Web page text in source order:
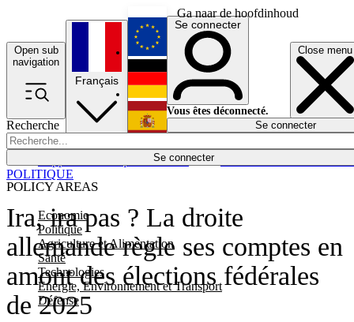
Ga naar de hoofdinhoud
Open sub
navigation
Close menu
Recherche
Se connecter
POLICY AREAS
Economie
Politique
Agriculture et Alimentation
Santé
Technologies
Energie, Environnement et Transport
Défense
Économie
Français
English
Deutsch
Español
Se connecter
Vous êtes déconnecté.
Se connecter
Ira, ira pas ? La droite
allemande règle ses comptes en
amont des élections fédérales
de 2025
POLITIQUE